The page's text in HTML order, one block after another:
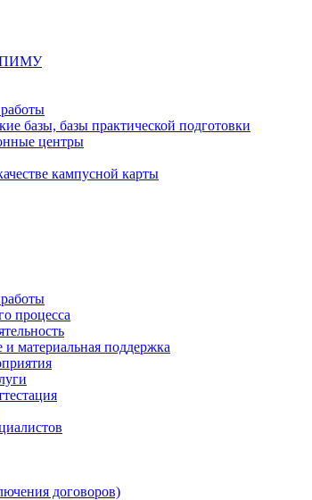
ПИМУ
базы, базы практической подготовки
центры
кампусной карты
процесса
материальная поддержка
договоров)